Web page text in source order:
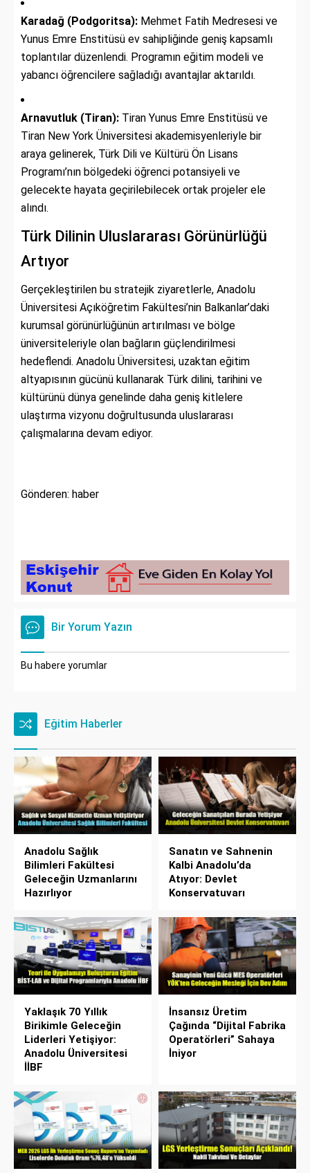
Karadağ (Podgoritsa): Mehmet Fatih Medresesi ve
Yunus Emre Enstitüsü ev sahipliğinde geniş kapsamlı
toplantılar düzenlendi. Programın eğitim modeli ve
yabancı öğrencilere sağladığı avantajlar aktarıldı.
Arnavutluk (Tiran): Tiran Yunus Emre Enstitüsü ve
Tiran New York Üniversitesi akademisyenleriyle bir
araya gelinerek, Türk Dili ve Kültürü Ön Lisans
Programı’nın bölgedeki öğrenci potansiyeli ve
gelecekte hayata geçirilebilecek ortak projeler ele
alındı.
Türk Dilinin Uluslararası Görünürlüğü
Artıyor
Gerçekleştirilen bu stratejik ziyaretlerle, Anadolu
Üniversitesi Açıköğretim Fakültesi’nin Balkanlar’daki
kurumsal görünürlüğünün artırılması ve bölge
üniversiteleriyle olan bağların güçlendirilmesi
hedeflendi. Anadolu Üniversitesi, uzaktan eğitim
altyapısının gücünü kullanarak Türk dilini, tarihini ve
kültürünü dünya genelinde daha geniş kitlelere
ulaştırma vizyonu doğrultusunda uluslararası
çalışmalarına devam ediyor.
Gönderen: haber
Bir Yorum Yazın
Bu habere yorumlar
Eğitim Haberler
Anadolu Sağlık
Bilimleri Fakültesi
Geleceğin Uzmanlarını
Hazırlıyor
Sanatın ve Sahnenin
Kalbi Anadolu’da
Atıyor: Devlet
Konservatuvarı
Yaklaşık 70 Yıllık
Birikimle Geleceğin
Liderleri Yetişiyor:
Anadolu Üniversitesi
İİBF
İnsansız Üretim
Çağında “Dijital Fabrika
Operatörleri” Sahaya
İniyor